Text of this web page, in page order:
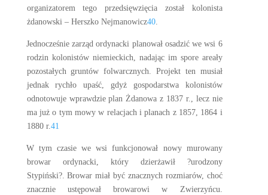
organizatorem tego przedsięwzięcia został kolonista
żdanowski – Herszko Nejmanowicz40.
Jednocześnie zarząd ordynacki planował osadzić we wsi 6
rodzin kolonistów niemieckich, nadając im spore areały
pozostałych gruntów folwarcznych. Projekt ten musiał
jednak rychło upaść, gdyż gospodarstwa kolonistów
odnotowuje wprawdzie plan Żdanowa z 1837 r., lecz nie
ma już o tym mowy w relacjach i planach z 1857, 1864 i
1880 r.41
W tym czasie we wsi funkcjonował nowy murowany
browar ordynacki, który dzierżawił ?urodzony
Stypiński?. Browar miał być znacznych rozmiarów, choć
znacznie ustępował browarowi w Zwierzyńcu.